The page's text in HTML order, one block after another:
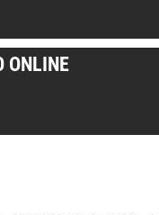
ONLINE